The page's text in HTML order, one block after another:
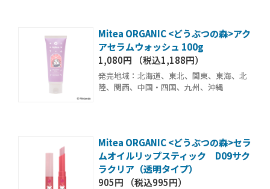
Mitea ORGANIC <どうぶつの森>アク
アセラムウォッシュ 100g
1,080円 （税込1,188円）
発売地域：北海道、東北、関東、東海、北
陸、関西、中国・四国、九州、沖縄
Mitea ORGANIC <どうぶつの森>セラ
ムオイルリップスティック D09サク
ラクリア（透明タイプ）
905円 （税込995円）